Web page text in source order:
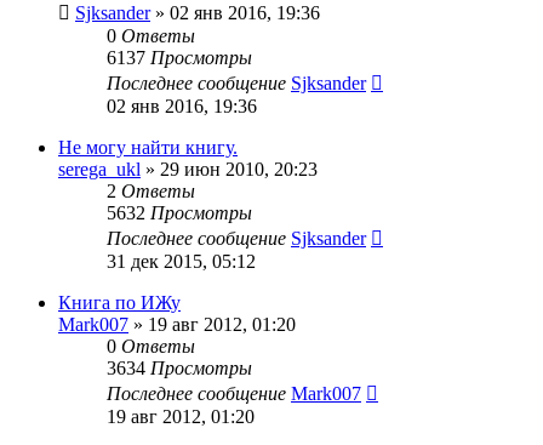
Sjksander» 02 янв 2016, 19:36
0 Ответы
6137 Просмотры
Последнее сообщение Sjksander
02 янв 2016, 19:36
Не могу найти книгу.
serega_ukl » 29 июн 2010, 20:23
2 Ответы
5632 Просмотры
Последнее сообщение Sjksander
31 дек 2015, 05:12
Книга по ИЖу
Mark007 » 19 авг 2012, 01:20
0 Ответы
3634 Просмотры
Последнее сообщение Mark007
19 авг 2012, 01:20